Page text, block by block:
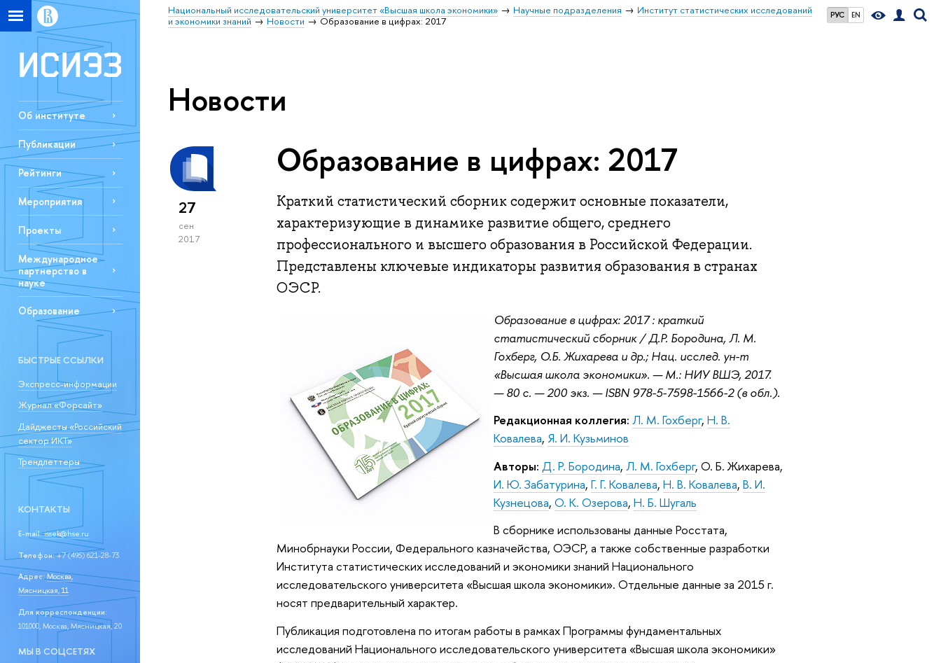
РУС EN
Национальный исследовательский университет «Высшая школа экономики» Научные подразделения
Институт статистических исследований
и экономики знаний
Новости Образование в цифрах: 2017
Об институте
Публикации
Рейтинги
Мероприятия
Проекты
Международное
партнерство в
науке
Образование
БЫСТРЫЕ ССЫЛКИ
Экспресс-информации
Журнал «Форсайт»
Дайджесты «Российский
сектор ИКТ»
Трендлеттеры
КОНТАКТЫ
E-mail:issek@hse.ru
Телефон:+7 (495) 621-28-73
Адрес: Москва,
Мясницкая, 11
Для корреспонденции:
101000, Москва, Мясницкая, 20
МЫ В СОЦСЕТЯХ
Новости
27
сен
2017
Образование в цифрах: 2017
Краткий статистический сборник содержит основные показатели,
характеризующие в динамике развитие общего, среднего
профессионального и высшего образования в Российской Федерации.
Представлены ключевые индикаторы развития образования в странах
ОЭСР.
Образование в цифрах: 2017 : краткий
статистический сборник / Д.Р. Бородина,Л. М.
Гохберг, О.Б. Жихарева и др.; Нац. исслед. ун-т
«Высшая школа экономики». — М.: НИУ ВШЭ, 2017.
— 80 с. — 200 экз. — ISBN 978-5-7598-1566-2 (в обл.).
Редакционная коллегия: Л. М. Гохберг,Н. В.
Ковалева, Я. И. Кузьминов
Авторы: Д. Р. Бородина,Л. М. Гохберг, О. Б. Жихарева,
И. Ю. Забатурина, Г. Г. Ковалева,Н. В. Ковалева,В. И.
Кузнецова,О. К. Озерова,Н. Б. Шугаль
В сборнике использованы данные Росстата,
Минобрнауки России, Федерального казначейства, ОЭСР, а также собственные разработки
Института статистических исследований и экономики знаний Национального
исследовательского университета «Высшая школа экономики». Отдельные данные за 2015 г.
носят предварительный характер.
Публикация подготовлена по итогам работы в рамках Программы фундаментальных
исследований Национального исследовательского университета «Высшая школа экономики»